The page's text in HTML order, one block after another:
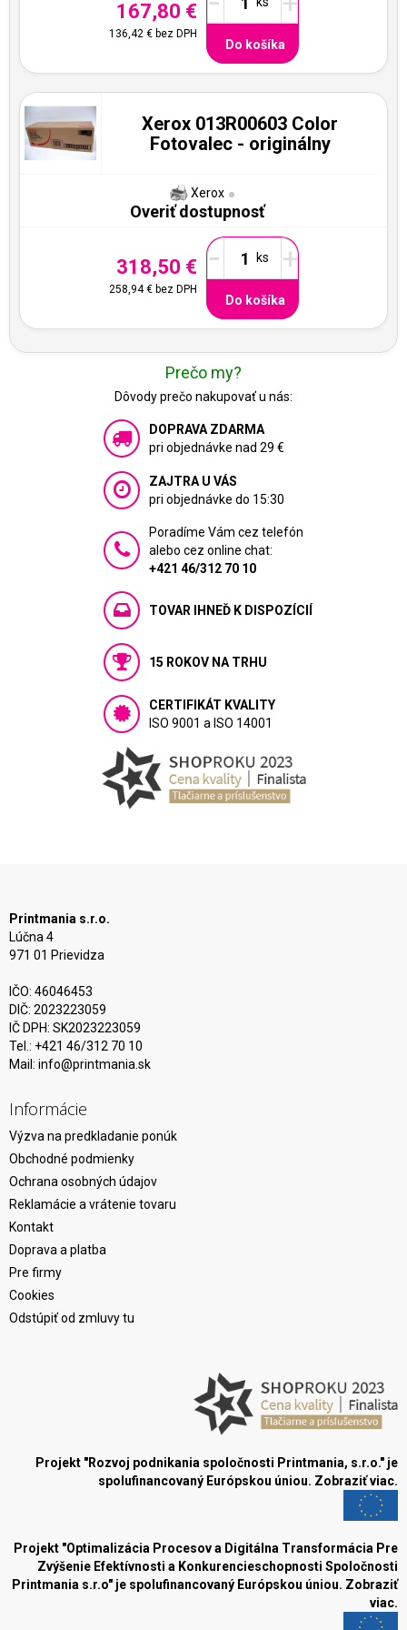
167,80 €
136,42 €bez DPH
Do košíka
Xerox 013R00603 Color
Fotovalec - originálny
Xerox
Overiť dostupnosť
318,50 €
258,94 €bez DPH
- +
Do košíka
Prečo my?
Dôvody prečo nakupovať u nás:
DOPRAVA ZDARMA
pri objednávke nad 29 €
ZAJTRA U VÁS
pri objednávke do 15:30
Poradíme Vám cez telefón
alebo cez online chat:
+421 46/312 70 10
TOVAR IHNEĎ K DISPOZÍCIÍ
15 ROKOV NA TRHU
CERTIFIKÁT KVALITY
ISO 9001 a ISO 14001
Printmania s.r.o.
Lúčna 4
971 01 Prievidza
IČO: 46046453
DIČ: 2023223059
IČ DPH: SK2023223059
Tel.: +421 46/312 70 10
Mail: info@printmania.sk
Informácie
Výzva na predkladanie ponúk
Obchodné podmienky
Ochrana osobných údajov
Reklamácie a vrátenie tovaru
Kontakt
Doprava a platba
Pre firmy
Cookies
Odstúpiť od zmluvy tu
Projekt "Rozvoj podnikania spoločnosti Printmania, s.r.o." je
spolufinancovaný Európskou úniou. Zobraziť viac.
Projekt "Optimalizácia Procesov a Digitálna Transformácia Pre
Zvýšenie Efektívnosti a Konkurencieschopnosti Spoločnosti
Printmania s.r.o" je spolufinancovaný Európskou úniou. Zobraziť
viac.